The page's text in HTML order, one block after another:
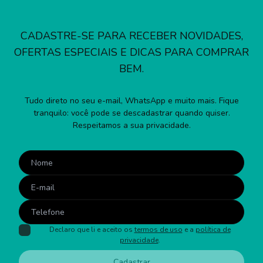
CADASTRE-SE PARA RECEBER NOVIDADES,
OFERTAS ESPECIAIS E DICAS PARA COMPRAR
BEM.
Tudo direto no seu e-mail, WhatsApp e muito mais. Fique
tranquilo: você pode se descadastrar quando quiser.
Respeitamos a sua privacidade.
Declaro que li e aceito os termos de uso e a política de
privacidade.